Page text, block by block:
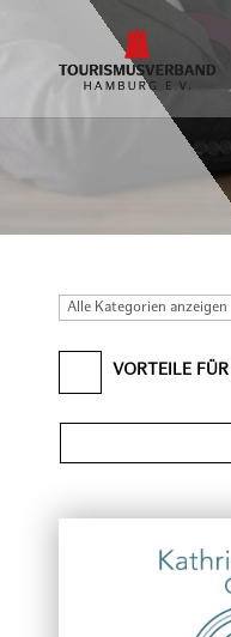
VORTEILE